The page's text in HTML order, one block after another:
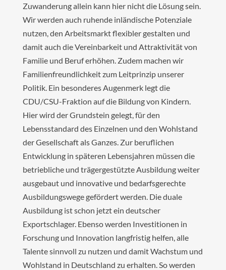
Zuwanderung allein kann hier nicht die Lösung sein.
Wir werden auch ruhende inländische Potenziale
nutzen, den Arbeitsmarkt flexibler gestalten und
damit auch die Vereinbarkeit und Attraktivität von
Familie und Beruf erhöhen. Zudem machen wir
Familienfreundlichkeit zum Leitprinzip unserer
Politik. Ein besonderes Augenmerk legt die
CDU/CSU-Fraktion auf die Bildung von Kindern.
Hier wird der Grundstein gelegt, für den
Lebensstandard des Einzelnen und den Wohlstand
der Gesellschaft als Ganzes. Zur beruflichen
Entwicklung in späteren Lebensjahren müssen die
betriebliche und trägergestützte Ausbildung weiter
ausgebaut und innovative und bedarfsgerechte
Ausbildungswege gefördert werden. Die duale
Ausbildung ist schon jetzt ein deutscher
Exportschlager. Ebenso werden Investitionen in
Forschung und Innovation langfristig helfen, alle
Talente sinnvoll zu nutzen und damit Wachstum und
Wohlstand in Deutschland zu erhalten. So werden